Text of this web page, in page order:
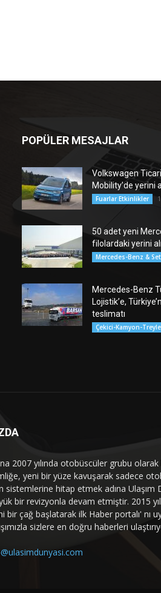
POPÜLER MESAJLAR
Volkswagen
Mobility’de yerini
Fuarlar Etkinlikler
50 adet yeni
filolardaki yerini
Mercedes-Benz &
Mercedes-Benz
Lojistik’e,
teslimatı
Çekici-Kamyon-
2007 yılında otobüscüler grubu olarak
yeni bir yüze kavuşarak sadece
sistemlerine hitap etmek adına Ulaşım
bir revizyonla devam etmiştir. 2015
bir çağ başlatarak ilk Haber portalı' nı
sizlere en doğru haberleri